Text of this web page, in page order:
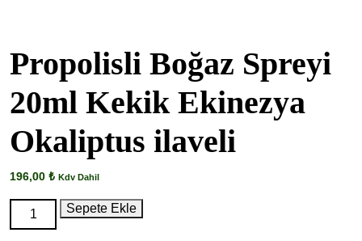
Propolisli Boğaz Spreyi
20ml Kekik Ekinezya
Okaliptus ilaveli
196,00 ₺ Kdv Dahil
Propolisli
Boğaz
Sepete Ekle